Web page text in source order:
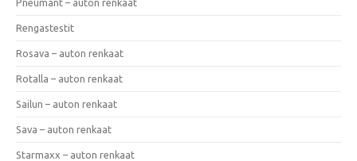
Rengastestit
Rosava – auton renkaat
Rotalla – auton renkaat
Sailun – auton renkaat
Sava – auton renkaat
Starmaxx – auton renkaat